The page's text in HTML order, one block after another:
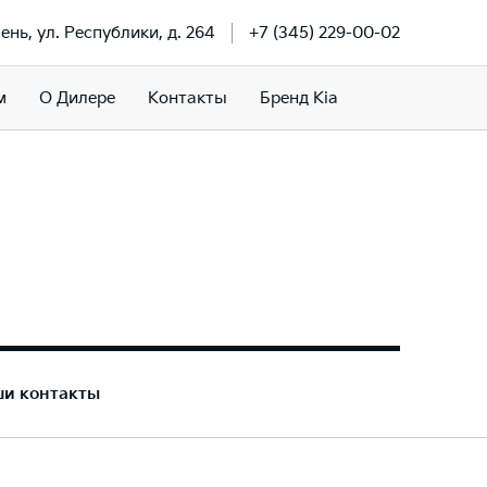
ул. Республики, д. 264 +7 (345) 229-00-02
О Дилере Контакты Бренд Kia
контакты